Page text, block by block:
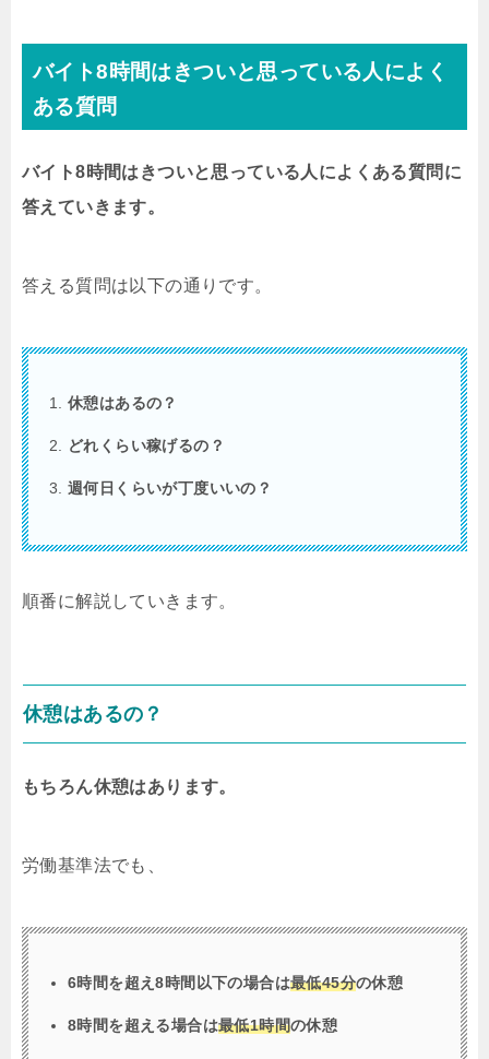
バイト8時間はきついと思っている人によく
ある質問
バイト8時間はきついと思っている人によくある質問に
答えていきます。
答える質問は以下の通りです。
休憩はあるの？
どれくらい稼げるの？
週何日くらいが丁度いいの？
順番に解説していきます。
休憩はあるの？
もちろん休憩はあります。
労働基準法でも、
6時間を超え8時間以下の場合は最低45分の休憩
8時間を超える場合は最低1時間の休憩